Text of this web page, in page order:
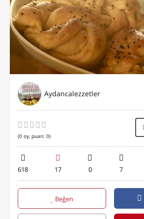
Aydancalezzetler
(0 oy, puan: 0)
618 17 0 7
Beğen